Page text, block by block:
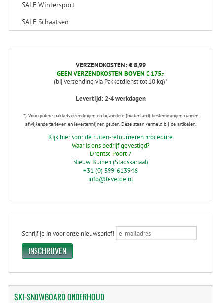
SALE Wintersport
SALE Schaatsen
VERZENDKOSTEN: € 8,99
GEEN VERZENDKOSTEN BOVEN € 175,-
(bij verzending via Pakketdienst tot 10 kg)*
Levertijd: 2-4 werkdagen
*) Voor grotere pakketverzendingen en bijzondere (buitenland) bestemmingen kunnen
afwijkende tarieven en levertermijnen gelden. Deze staan vermeld bij de artikelen.
Kijk hier voor de ruilen-retourneren procedure
Waar is ons bedrijf gevestigd?
Drentse Poort 7
Nieuw Buinen (Stadskanaal)
+31 (0) 599-613946
info@tevelde.nl
Schrijf je in voor onze nieuwsbrief!
SKI-SNOWBOARDONDERHOUD